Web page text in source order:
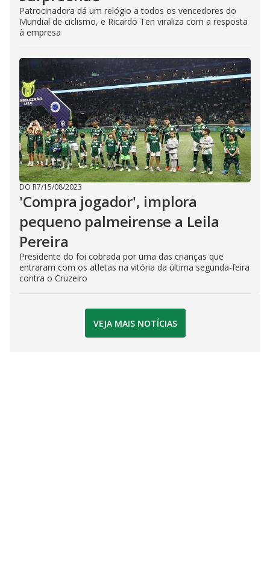
Patrocinadora dá um relógio a todos os vencedores do
Mundial de ciclismo, e Ricardo Ten viraliza com a resposta
à empresa
DO R7/15/08/2023
'Compra jogador', implora
pequeno palmeirense a Leila
Pereira
Presidente do foi cobrada por uma das crianças que
entraram com os atletas na vitória da última segunda-feira
contra o Cruzeiro
VEJA MAIS NOTÍCIAS